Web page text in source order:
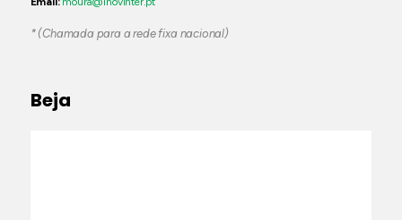
* (Chamada para a rede fixa nacional)
Beja